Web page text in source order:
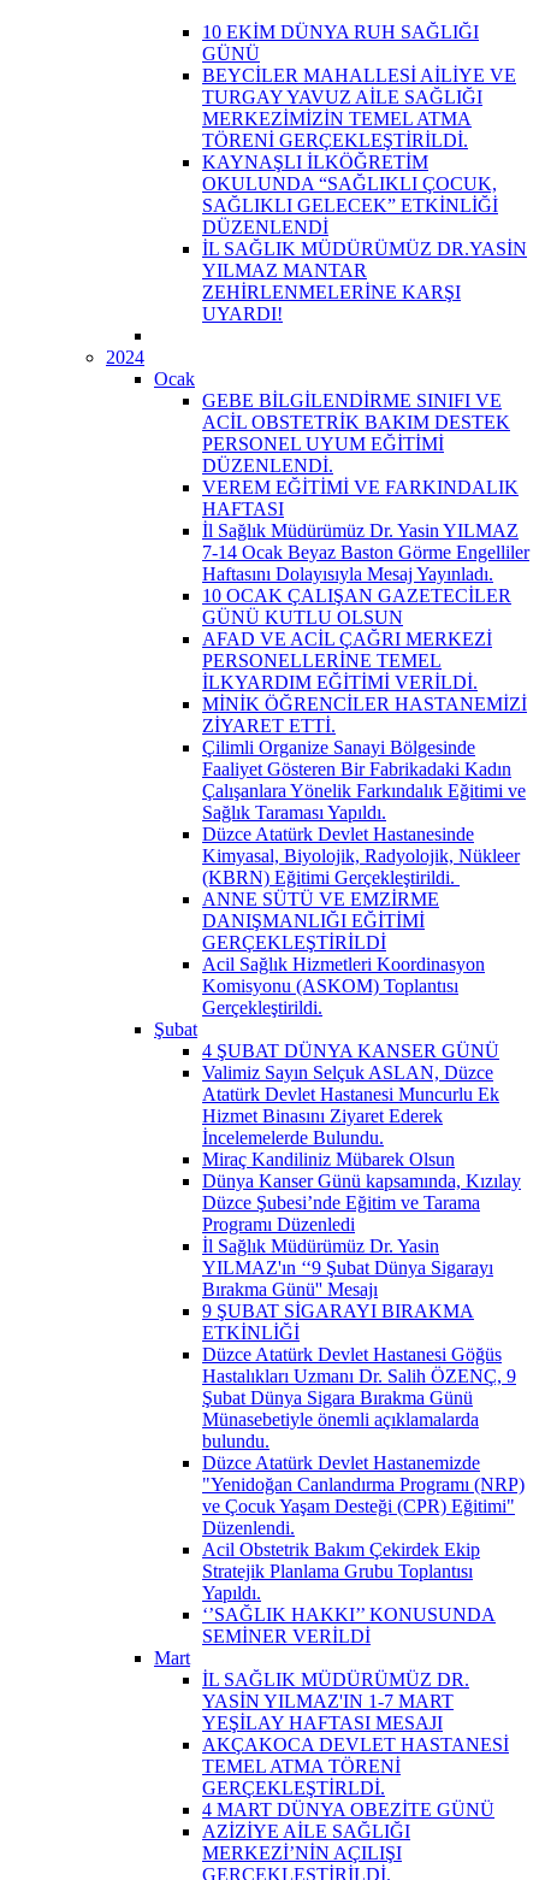
10 EKİM DÜNYA RUH SAĞLIĞI
GÜNÜ
BEYCİLER MAHALLESİ AİLİYE VE
TURGAY YAVUZ AİLE SAĞLIĞI
MERKEZİMİZİN TEMEL ATMA
TÖRENİ GERÇEKLEŞTİRİLDİ.
KAYNAŞLI İLKÖĞRETİM
OKULUNDA “SAĞLIKLI ÇOCUK,
SAĞLIKLI GELECEK” ETKİNLİĞİ
DÜZENLENDİ
İL SAĞLIK MÜDÜRÜMÜZ DR.YASİN
YILMAZ MANTAR
ZEHİRLENMELERİNE KARŞI
UYARDI!
2024
Ocak
GEBE BİLGİLENDİRME SINIFI VE
ACİL OBSTETRİK BAKIM DESTEK
PERSONEL UYUM EĞİTİMİ
DÜZENLENDİ.
VEREM EĞİTİMİ VE FARKINDALIK
HAFTASI
İl Sağlık Müdürümüz Dr. Yasin YILMAZ
7-14 Ocak Beyaz Baston Görme Engelliler
Haftasını Dolayısıyla Mesaj Yayınladı.
10 OCAK ÇALIŞAN GAZETECİLER
GÜNÜ KUTLU OLSUN
AFAD VE ACİL ÇAĞRI MERKEZİ
PERSONELLERİNE TEMEL
İLKYARDIM EĞİTİMİ VERİLDİ.
MİNİK ÖĞRENCİLER HASTANEMİZİ
ZİYARET ETTİ.
Çilimli Organize Sanayi Bölgesinde
Faaliyet Gösteren Bir Fabrikadaki Kadın
Çalışanlara Yönelik Farkındalık Eğitimi ve
Sağlık Taraması Yapıldı.
Düzce Atatürk Devlet Hastanesinde
Kimyasal, Biyolojik, Radyolojik, Nükleer
(KBRN) Eğitimi Gerçekleştirildi. ​
ANNE SÜTÜ VE EMZİRME
DANIŞMANLIĞI EĞİTİMİ
GERÇEKLEŞTİRİLDİ
Acil Sağlık Hizmetleri Koordinasyon
Komisyonu (ASKOM) Toplantısı
Gerçekleştirildi.
Şubat
4 ŞUBAT DÜNYA KANSER GÜNÜ
Valimiz Sayın Selçuk ASLAN, Düzce
Atatürk Devlet Hastanesi Muncurlu Ek
Hizmet Binasını Ziyaret Ederek
İncelemelerde Bulundu.
Miraç Kandiliniz Mübarek Olsun
Dünya Kanser Günü kapsamında, Kızılay
Düzce Şubesi’nde Eğitim ve Tarama
Programı Düzenledi
İl Sağlık Müdürümüz Dr. Yasin
YILMAZ'ın ‘‘9 Şubat Dünya Sigarayı
Bırakma Günü'' Mesajı
9 ŞUBAT SİGARAYI BIRAKMA
ETKİNLİĞİ
Düzce Atatürk Devlet Hastanesi Göğüs
Hastalıkları Uzmanı Dr. Salih ÖZENÇ, 9
Şubat Dünya Sigara Bırakma Günü
Münasebetiyle önemli açıklamalarda
bulundu.
Düzce Atatürk Devlet Hastanemizde
"Yenidoğan Canlandırma Programı (NRP)
ve Çocuk Yaşam Desteği (CPR) Eğitimi"
Düzenlendi.
Acil Obstetrik Bakım Çekirdek Ekip
Stratejik Planlama Grubu Toplantısı
Yapıldı.
‘’SAĞLIK HAKKI’’ KONUSUNDA
SEMİNER VERİLDİ
Mart
İL SAĞLIK MÜDÜRÜMÜZ DR.
YASİN YILMAZ'IN 1-7 MART
YEŞİLAY HAFTASI MESAJI
AKÇAKOCA DEVLET HASTANESİ
TEMEL ATMA TÖRENİ
GERÇEKLEŞTİRLDİ.
4 MART DÜNYA OBEZİTE GÜNÜ
AZİZİYE AİLE SAĞLIĞI
MERKEZİ’NİN AÇILIŞI
GERÇEKLEŞTİRİLDİ.